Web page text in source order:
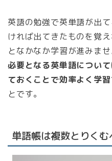
英語の勉強で英単語が出
ければ出てきたものを覚
となかなか学習が進みま
必要となる英単語につい
ておくことで効率よく学
とです。
単語帳は複数とりくむ